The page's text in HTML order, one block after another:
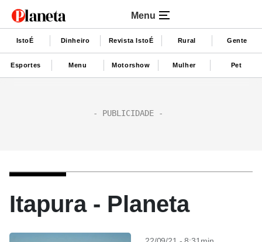
Menu
IstoÉ Dinheiro Revista IstoÉ Rural Gente
Esportes Menu Motorshow Mulher Pet
Itapura - Planeta